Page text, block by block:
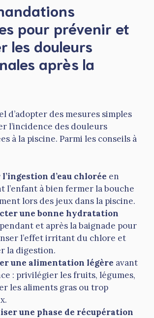
pour prévenir et
les douleurs
après la
d’adopter des mesures simples
l’incidence des douleurs
à la piscine. Parmi les conseils à
d’eau chlorée en
l’enfant à bien fermer la bouche
lors des jeux dans la piscine.
une bonne hydratation
et après la baignade pour
l’effet irritant du chlore et
la digestion.
une alimentation légère avant
: privilégier les fruits, légumes,
les aliments gras ou trop
une phase de récupération